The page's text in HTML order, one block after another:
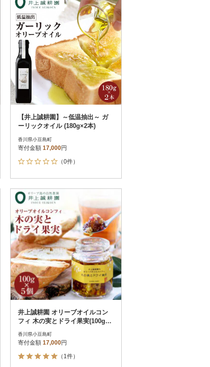
【井上誠耕園】～低温抽出～ ガ
ーリックオイル (180g×2本)
香川県小豆島町
寄付金額 17,000円
（0件）
井上誠耕園 オリーブオイルコン
フィ 木の実とドライ果実(100g×5
香川県小豆島町
寄付金額 17,000円
（1件）